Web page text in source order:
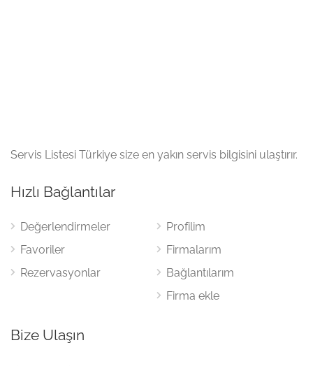
Servis Listesi Türkiye size en yakın servis bilgisini ulaştırır.
Hızlı Bağlantılar
Değerlendirmeler
Favoriler
Rezervasyonlar
Profilim
Firmalarım
Bağlantılarım
Firma ekle
Bize Ulaşın